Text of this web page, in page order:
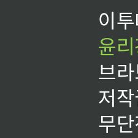
이
윤
브
저
무